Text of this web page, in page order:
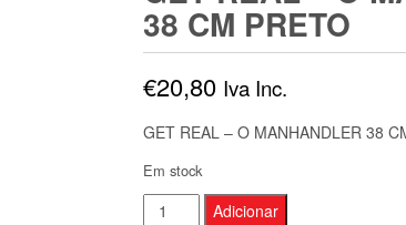
38 CM PRETO
€20,80 Iva Inc.
GET REAL – O MANHANDLER 38
Em stock
QuantidadeAdicionar